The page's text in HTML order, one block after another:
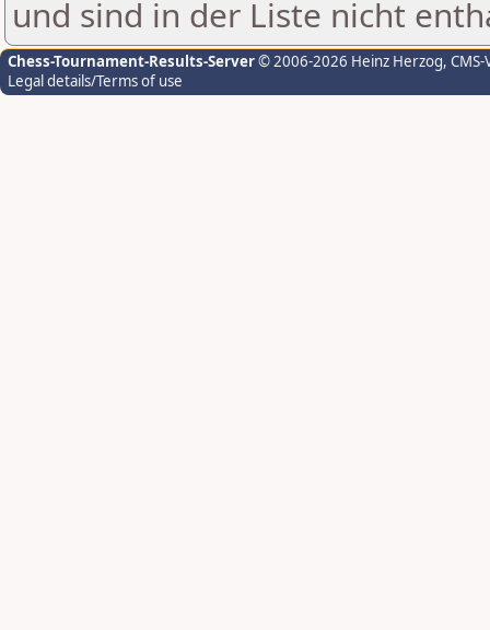
und sind in der Liste nicht
Chess-Tournament-Results-Server© 2006-2026 Heinz Herzog,
Legal details/Terms of use